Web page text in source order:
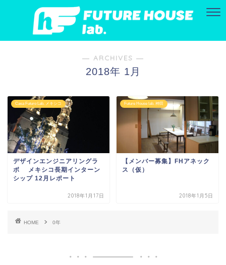
― ARCHIVES ―
2018年 1月
Casa Futuro Lab. メキシコ
デザインエンジニアリングラ
ボ メキシコ長期インターン
シップ 12月レポート
2018年1月17日
Future House lab. 神田
【メンバー募集】FHアネック
ス（仮）
2018年1月5日
HOME 0年